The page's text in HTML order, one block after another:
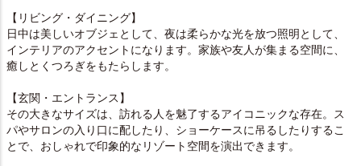
【リビング・ダイニング】
日中は美しいオブジェとして、夜は柔らかな光を放つ照明として、
インテリアのアクセントになります。家族や友人が集まる空間に、
癒しとくつろぎをもたらします。
【玄関・エントランス】
その大きなサイズは、訪れる人を魅了するアイコニックな存在。ス
パやサロンの入り口に配したり、ショーケースに吊るしたりするこ
とで、おしゃれで印象的なリゾート空間を演出できます。